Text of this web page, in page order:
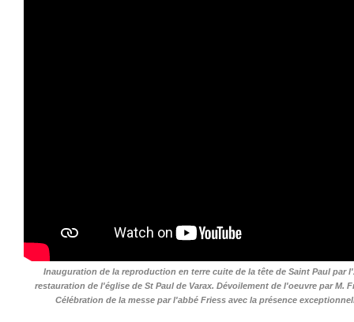
Inauguration de la reproduction en terre cuite de la tête de Saint Paul par
restauration de l'église de St Paul de Varax. Dévoilement de l'oeuvre par M.
Célébration de la messe par l'abbé Friess avec la présence